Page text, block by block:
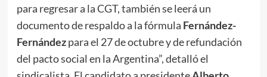
para regresar a la CGT, también se leerá un
documento de respaldo a la fórmula Fernández-
Fernándezpara el 27 de octubre y de refundación
del pacto social en la Argentina”, detalló el